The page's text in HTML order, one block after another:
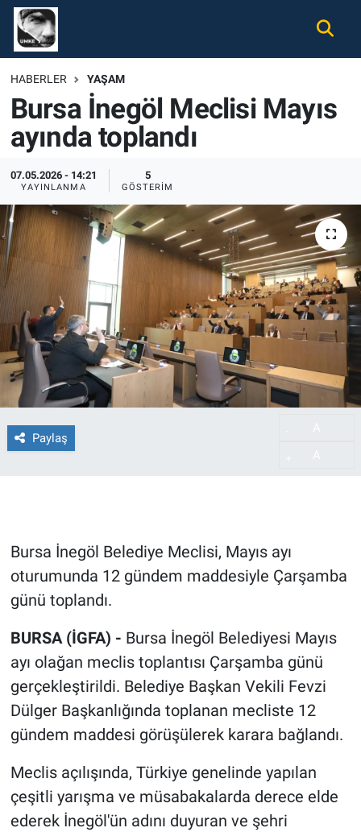
HABERLER YAŞAM
Bursa İnegöl Meclisi Mayıs
ayında toplandı
07.05.2026 - 14:21
YAYINLANMA
5
GÖSTERIM
Paylaş
Bursa İnegöl Belediye Meclisi, Mayıs ayı
oturumunda 12 gündem maddesiyle Çarşamba
günü toplandı.
BURSA (İGFA) - Bursa İnegöl Belediyesi Mayıs
ayı olağan meclis toplantısı Çarşamba günü
gerçekleştirildi. Belediye Başkan Vekili Fevzi
Dülger Başkanlığında toplanan mecliste 12
gündem maddesi görüşülerek karara bağlandı.
Meclis açılışında, Türkiye genelinde yapılan
çeşitli yarışma ve müsabakalarda derece elde
ederek İnegöl'ün adını duyuran ve şehri
Gündem
Ekonomi
Spor
Magazin
Tüm Haberler
İletişim
Künye
Nöbetçi Eczaneler
Hava Durumu
Namaz Vakitleri
Trafik Durumu
Süper Lig Puan Durumu ve Fikstür
Tüm Manşetler
Son Dakika Haberleri
Haber Arşivi